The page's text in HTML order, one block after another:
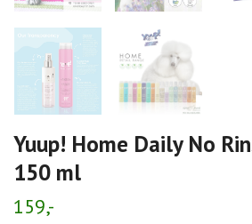
Yuup! Home Daily No
150 ml
159,-